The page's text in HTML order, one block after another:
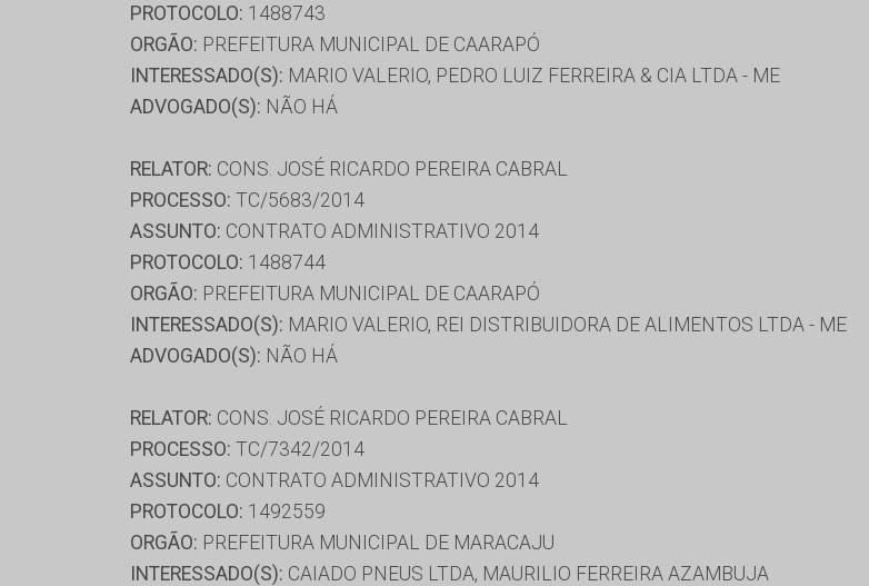
PROTOCOLO: 1488743
ORGÃO: PREFEITURA MUNICIPAL DE CAARAPÓ
INTERESSADO(S): MARIO VALERIO, PEDRO LUIZ FERREIRA & CIA LTDA - ME
ADVOGADO(S): NÃO HÁ
RELATOR: CONS. JOSÉ RICARDO PEREIRA CABRAL
PROCESSO: TC/5683/2014
ASSUNTO: CONTRATO ADMINISTRATIVO 2014
PROTOCOLO: 1488744
ORGÃO: PREFEITURA MUNICIPAL DE CAARAPÓ
INTERESSADO(S): MARIO VALERIO, REI DISTRIBUIDORA DE ALIMENTOS LTDA - ME
ADVOGADO(S): NÃO HÁ
RELATOR: CONS. JOSÉ RICARDO PEREIRA CABRAL
PROCESSO: TC/7342/2014
ASSUNTO: CONTRATO ADMINISTRATIVO 2014
PROTOCOLO: 1492559
ORGÃO: PREFEITURA MUNICIPAL DE MARACAJU
INTERESSADO(S): CAIADO PNEUS LTDA, MAURILIO FERREIRA AZAMBUJA